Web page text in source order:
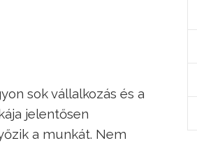
sok vállalkozás és a
jelentősen
a munkát. Nem